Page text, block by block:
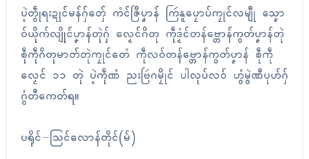
ပ္ဍဲတွဵုရးဍုၚ်မန်ဂှ်တှ်ေ ကံၚ်ဇြဳပၞာန် ကြဴနူပၠောပ်ကၠုၚ်လမျီု သၞော
ဝ်ယိုက်လျိုၚ်ပၞာန်တုဲဂှ် လၟေၚ်ဂိတု ကဵုဒၟံၚ်တန်ဗ္တောန်ကွတ်ပၞာန်တုဲ
စဵုကဵုဂိတုမာတ်တုဲကၠုၚ်တေံ ကဵုလဝ်တန်ဗ္တောန်ကွတ်ပၞာန် စဵုကဵု
လၟေၚ် ၁၁ တုဲ ပ္ဍဲကဵုဏံ ညးဗြဴဂမၠိုၚ် ပါလုပ်လဝ် ဟွံမွဲဏီပုဟ်ဂှ်
ဂွံတီကေတ်ရ။
ပရိုၚ်−သြၚ်လောန်တိုၚ်(မ်)